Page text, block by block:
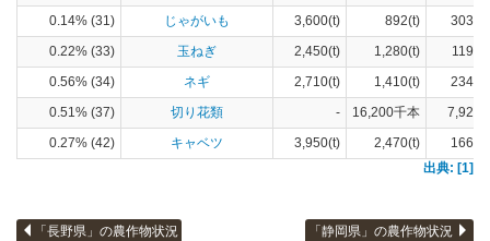
0.14% (31)
じゃがいも 3,600(t) 892(t)
0.22% (33)
玉ねぎ 2,450(t) 1,280(t)
0.56% (34)
ネギ 2,710(t) 1,410(t)
0.51% (37)
切り花類 - 16,200千本
0.27% (42)
キャベツ 3,950(t) 2,470(t)
出典: [1]
「長野県」の農作物状況 「静岡県」の農作物状況